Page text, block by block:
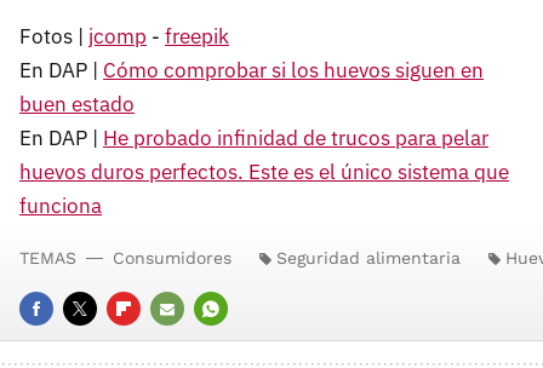
Fotos | jcomp - freepik
En DAP | Cómo comprobar si los huevos siguen en
buen estado
En DAP | He probado infinidad de trucos para pelar
huevos duros perfectos. Este es el único sistema que
funciona
FACEBOOK
TWITTERFLIPBOARD
E-
WHATSAPP
TEMAS Consumidores Seguridad alimentaria